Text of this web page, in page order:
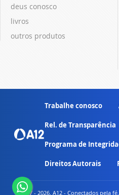
deus conosco
livros
outros produtos
Trabalhe conosco
Rel. de Transparência
Programa de
Direitos Autorais
© 2007 - 2026. A12 - Conectados pela fé.